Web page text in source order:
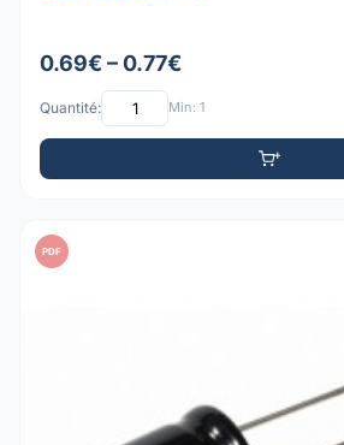
0.69€ – 0.77€
Quantité: Min: 1
PDF